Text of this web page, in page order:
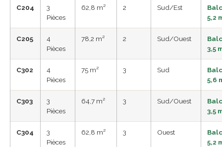
C204
3
Pièces
62,8 m² 2 Sud/Est
5,2
C205
4
Pièces
78,2 m² 2 Sud/Ouest
3,5
C302
4
Pièces
75 m² 3 Sud
5,6
C303
3
Pièces
64,7 m² 3 Sud/Ouest
3,5
C304
3
Pièces
62,8 m² 3 Ouest
5,2